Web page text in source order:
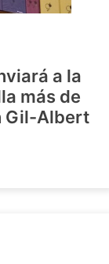
a la
más de
Gil-Albert